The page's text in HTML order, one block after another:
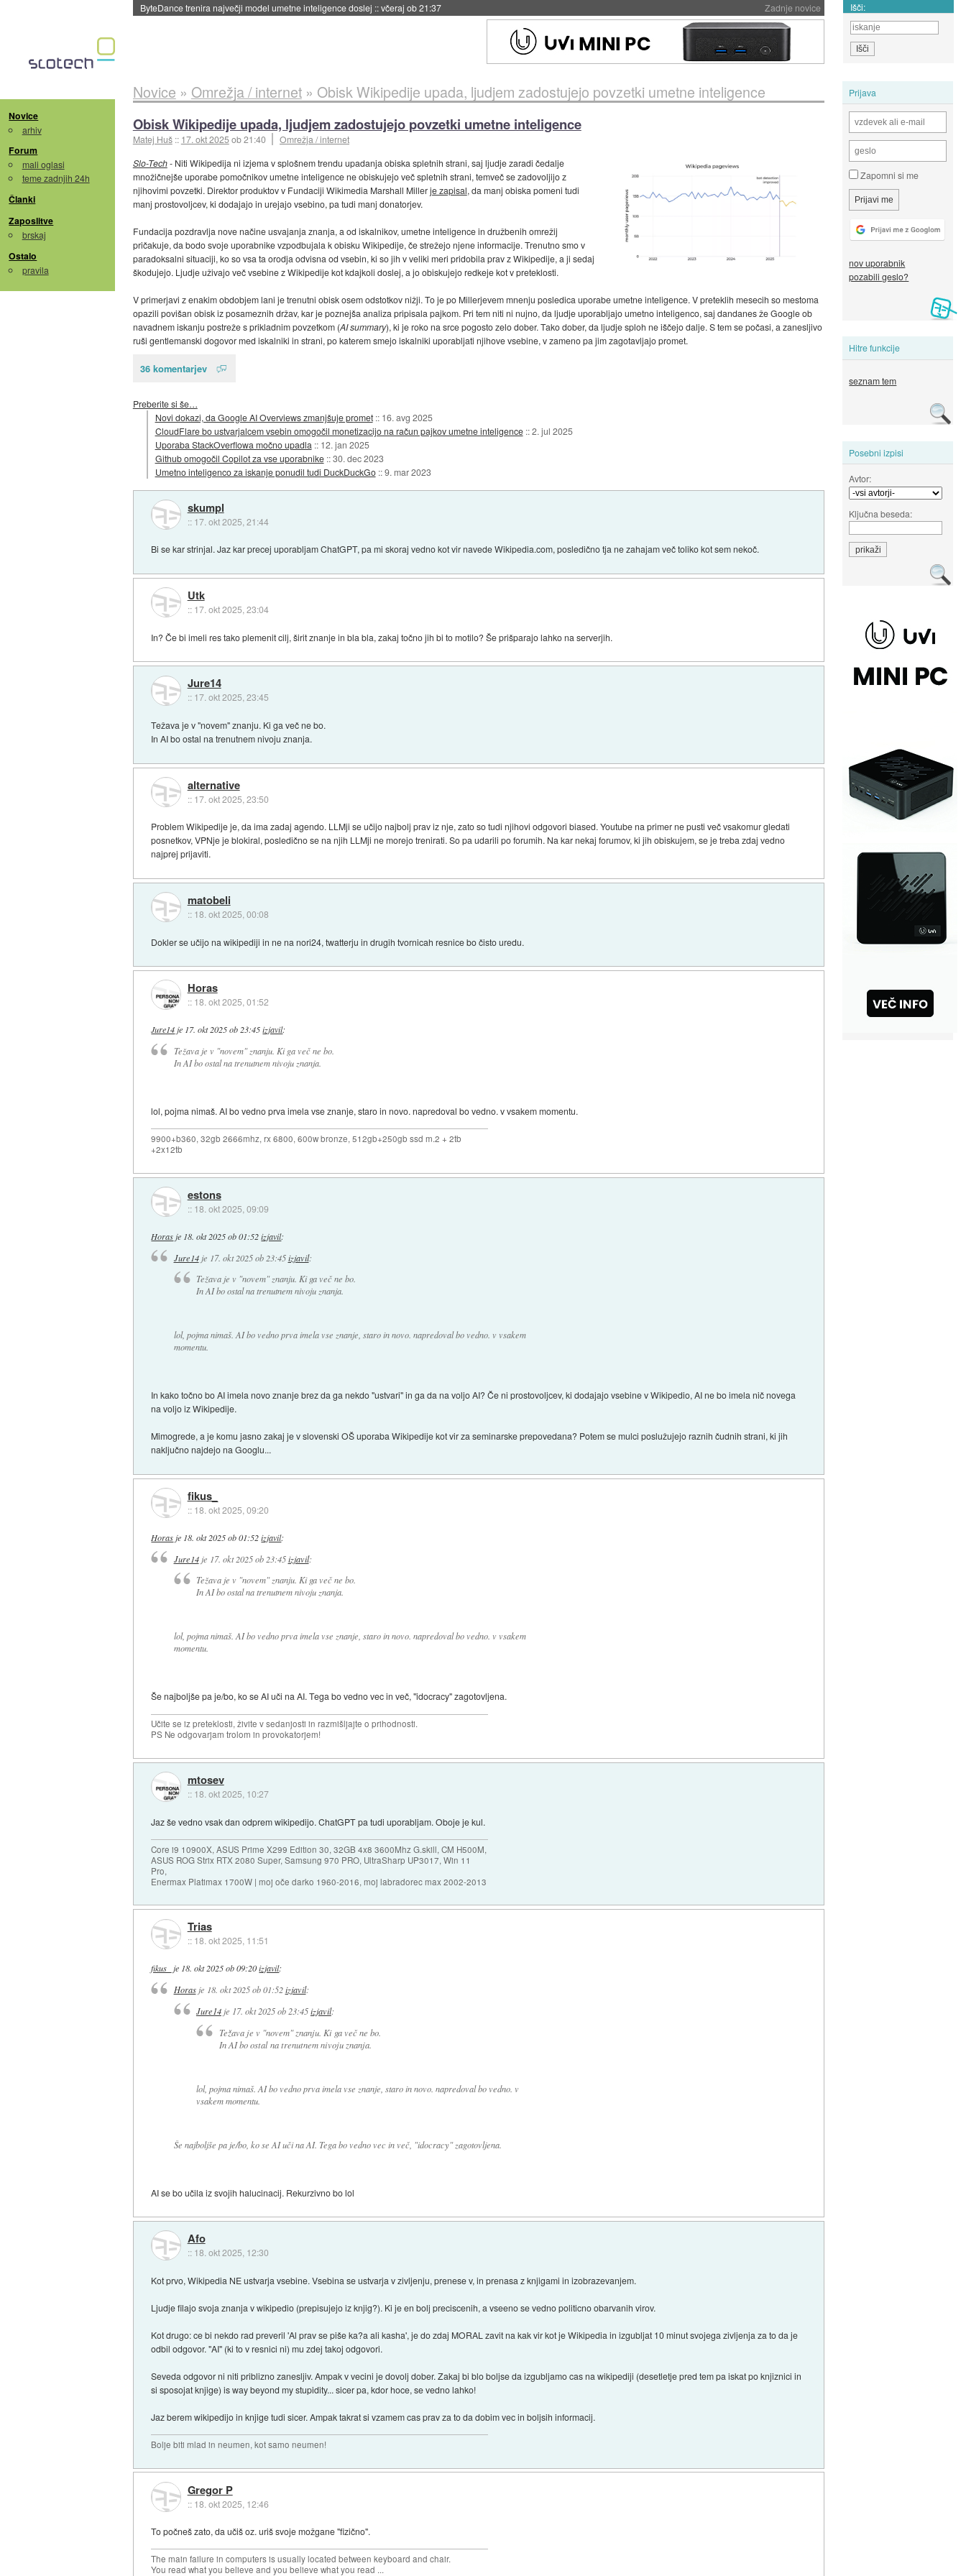
Zadnje novice
Spletne strani začele streči oglase za agente umetne inteligence::včeraj ob 21:23 Išči:
Novice
arhiv
Forum
mali oglasi
teme zadnjih 24h
Članki
Zaposlitve
brskaj
Ostalo
pravila
Prijava
Zapomni si me
nov uporabnik
pozabili geslo?
Hitre funkcije
seznam tem
Posebni izpisi
Avtor:
Ključna beseda:
Novice » Omrežja / internet» Obisk Wikipedije upada, ljudjem zadostujejo povzetki umetne inteligence
Obisk Wikipedije upada, ljudjem zadostujejo povzetki umetne inteligence
Matej Huš :: 17. okt 2025ob 21:40
Omrežja / internet
Slo-Tech- Niti Wikipedija ni izjema v splošnem trendu upadanja obiska spletnih strani, saj ljudje zaradi čedalje
množičnejše uporabe pomočnikov umetne inteligence ne obiskujejo več spletnih strani, temveč se zadovoljijo z
njihovimi povzetki. Direktor produktov v Fundaciji Wikimedia Marshall Millerje zapisal, da manj obiska pomeni tudi
manj prostovoljcev, ki dodajajo in urejajo vsebino, pa tudi manj donatorjev.
Fundacija pozdravlja nove načine usvajanja znanja, a od iskalnikov, umetne inteligence in družbenih omrežij
pričakuje, da bodo svoje uporabnike vzpodbujala k obisku Wikipedije, če strežejo njene informacije. Trenutno smo v
paradoksalni situaciji, ko so vsa ta orodja odvisna od vsebin, ki so jih v veliki meri pridobila prav z Wikipedije, a ji sedaj
škodujejo. Ljudje uživajo več vsebine z Wikipedije kot kdajkoli doslej, a jo obiskujejo redkeje kot v preteklosti.
V primerjavi z enakim obdobjem lani je trenutni obisk osem odstotkov nižji. To je po Millerjevem mnenju posledica uporabe umetne inteligence. V preteklih mesecih so mestoma
opazili povišan obisk iz posameznih držav, kar je poznejša analiza pripisala pajkom. Pri tem niti ni nujno, da ljudje uporabljajo umetno inteligenco, saj dandanes že Google ob
navadnem iskanju postreže s prikladnim povzetkom (AI summary), ki je roko na srce pogosto zelo dober. Tako dober, da ljudje sploh ne iščejo dalje. S tem se počasi, a zanesljivo
ruši gentlemanski dogovor med iskalniki in strani, po katerem smejo iskalniki uporabljati njihove vsebine, v zameno pa jim zagotavljajo promet.
36 komentarjev
Preberite si še…
Novi dokazi, da Google AI Overviews zmanjšuje promet :: 16. avg 2025
CloudFlare bo ustvarjalcem vsebin omogočil monetizacijo na račun pajkov umetne inteligence ::2. jul 2025
Uporaba StackOverflowa močno upadla :: 12. jan 2025
Github omogočil Copilot za vse uporabnike ::30. dec 2023
Umetno inteligenco za iskanje ponudil tudi DuckDuckGo ::9. mar 2023
skumpl
:: 17. okt 2025, 21:44
Bi se kar strinjal. Jaz kar precej uporabljam ChatGPT, pa mi skoraj vedno kot vir navede Wikipedia.com, posledično tja ne zahajam več toliko kot sem nekoč.
Utk
:: 17. okt 2025, 23:04
In? Če bi imeli res tako plemenit cilj, širit znanje in bla bla, zakaj točno jih bi to motilo? Še prišparajo lahko na serverjih.
Jure14
:: 17. okt 2025, 23:45
Težava je v "novem" znanju. Ki ga več ne bo.
In AI bo ostal na trenutnem nivoju znanja.
alternative
:: 17. okt 2025, 23:50
Problem Wikipedije je, da ima zadaj agendo. LLMji se učijo najbolj prav iz nje, zato so tudi njihovi odgovori biased. Youtube na primer ne pusti več vsakomur gledati
posnetkov, VPNje je blokiral, posledično se na njih LLMji ne morejo trenirati. So pa udarili po forumih. Na kar nekaj forumov, ki jih obiskujem, se je treba zdaj vedno
najprej prijaviti.
matobeli
:: 18. okt 2025, 00:08
Dokler se učijo na wikipediji in ne na nori24, twatterju in drugih tvornicah resnice bo čisto uredu.
Horas
:: 18. okt 2025, 01:52
Jure14 je 17. okt 2025 ob 23:45 izjavil:
Težava je v "novem" znanju. Ki ga več ne bo.
In AI bo ostal na trenutnem nivoju znanja.
lol, pojma nimaš. AI bo vedno prva imela vse znanje, staro in novo. napredoval bo vedno. v vsakem momentu.
9900+b360, 32gb 2666mhz, rx 6800, 600w bronze, 512gb+250gb ssd m.2 + 2tb
+2x12tb
estons
:: 18. okt 2025, 09:09
Horas je 18. okt 2025 ob 01:52 izjavil:
Jure14je 17. okt 2025 ob 23:45 izjavil:
Težava je v "novem" znanju. Ki ga več ne bo.
In AI bo ostal na trenutnem nivoju znanja.
lol, pojma nimaš. AI bo vedno prva imela vse znanje, staro in novo. napredoval bo vedno. v vsakem
momentu.
In kako točno bo AI imela novo znanje brez da ga nekdo "ustvari" in ga da na voljo AI? Če ni prostovoljcev, ki dodajajo vsebine v Wikipedio, AI ne bo imela nič novega
na voljo iz Wikipedije.
Mimogrede, a je komu jasno zakaj je v slovenski OŠ uporaba Wikipedije kot vir za seminarske prepovedana? Potem se mulci poslužujejo raznih čudnih strani, ki jih
naključno najdejo na Googlu...
fikus_
:: 18. okt 2025, 09:20
Horas je 18. okt 2025 ob 01:52 izjavil:
Jure14je 17. okt 2025 ob 23:45 izjavil:
Težava je v "novem" znanju. Ki ga več ne bo.
In AI bo ostal na trenutnem nivoju znanja.
lol, pojma nimaš. AI bo vedno prva imela vse znanje, staro in novo. napredoval bo vedno. v vsakem
momentu.
Še najboljše pa je/bo, ko se AI uči na AI. Tega bo vedno vec in več, "idocracy" zagotovljena.
Učite se iz preteklosti, živite v sedanjosti in razmišljajte o prihodnosti.
PS Ne odgovarjam trolom in provokatorjem!
mtosev
:: 18. okt 2025, 10:27
Jaz še vedno vsak dan odprem wikipedijo. ChatGPT pa tudi uporabljam. Oboje je kul.
Core i9 10900X, ASUS Prime X299 Edition 30, 32GB 4x8 3600Mhz G.skill, CM H500M,
ASUS ROG Strix RTX 2080 Super, Samsung 970 PRO, UltraSharp UP3017, Win 11
Pro,
Enermax Platimax 1700W | moj oče darko 1960-2016, moj labradorec max 2002-2013
Trias
:: 18. okt 2025, 11:51
fikus_ je 18. okt 2025 ob 09:20 izjavil:
Horasje 18. okt 2025 ob 01:52 izjavil:
Jure14je 17. okt 2025 ob 23:45izjavil:
Težava je v "novem" znanju. Ki ga več ne bo.
In AI bo ostal na trenutnem nivoju znanja.
lol, pojma nimaš. AI bo vedno prva imela vse znanje, staro in novo. napredoval bo vedno. v
vsakem momentu.
Še najboljše pa je/bo, ko se AI uči na AI. Tega bo vedno vec in več, "idocracy" zagotovljena.
AI se bo učila iz svojih halucinacij. Rekurzivno bo lol
Afo
:: 18. okt 2025, 12:30
Kot prvo, Wikipedia NE ustvarja vsebine. Vsebina se ustvarja v zivljenju, prenese v, in prenasa z knjigami in izobrazevanjem.
Ljudje filajo svoja znanja v wikipedio (prepisujejo iz knjig?). Ki je en bolj preciscenih, a vseeno se vedno politicno obarvanih virov.
Kot drugo: ce bi nekdo rad preveril 'Al prav se piše ka?a ali kasha', je do zdaj MORAL zavit na kak vir kot je Wikipedia in izgubljat 10 minut svojega zivljenja za to da je
odbil odgovor. "AI" (ki to v resnici ni) mu zdej takoj odgovori.
Seveda odgovor ni niti priblizno zanesljiv. Ampak v vecini je dovolj dober. Zakaj bi blo boljse da izgubljamo cas na wikipediji (desetletje pred tem pa iskat po knjiznici in
si sposojat knjige) is way beyond my stupidity... sicer pa, kdor hoce, se vedno lahko!
Jaz berem wikipedijo in knjige tudi sicer. Ampak takrat si vzamem cas prav za to da dobim vec in boljsih informacij.
Bolje biti mlad in neumen, kot samo neumen!
Gregor P
:: 18. okt 2025, 12:46
To počneš zato, da učiš oz. uriš svoje možgane "fizično".
The main failure in computers is usually located between keyboard and chair.
You read what you believe and you believe what you read ...